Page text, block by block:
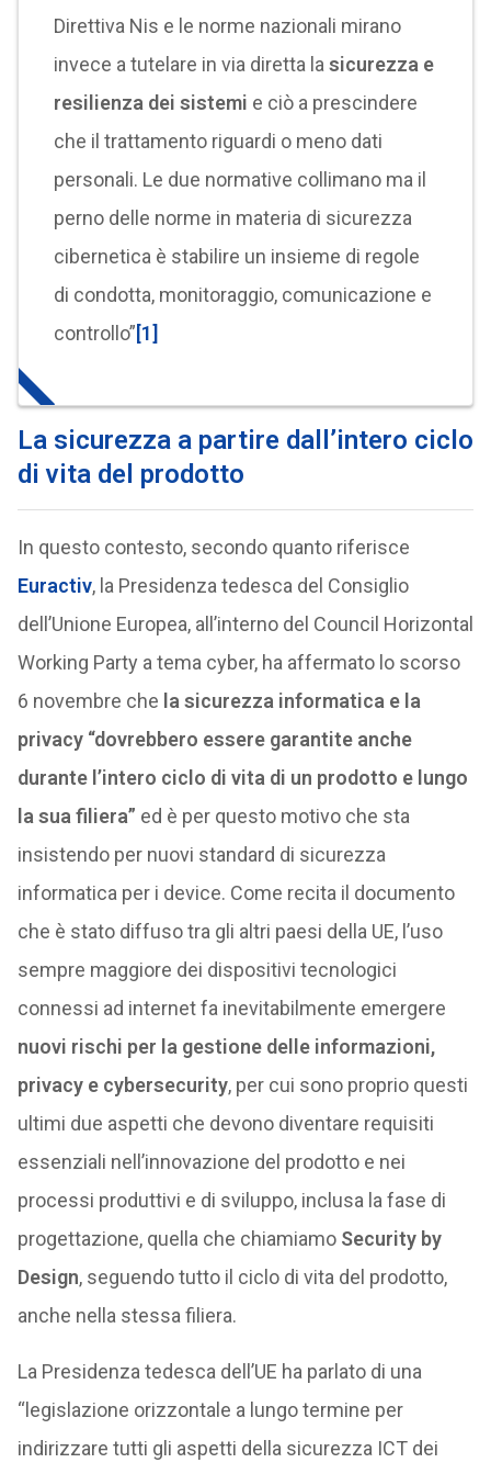
Direttiva Nis e le norme nazionali mirano
invece a tutelare in via diretta la sicurezza e
resilienza dei sistemi e ciò a prescindere
che il trattamento riguardi o meno dati
personali. Le due normative collimano ma il
perno delle norme in materia di sicurezza
cibernetica è stabilire un insieme di regole
di condotta, monitoraggio, comunicazione e
controllo”[1]
La sicurezza a partire dall’intero ciclo
di vita del prodotto
In questo contesto, secondo quanto riferisce
Euractiv, la Presidenza tedesca del Consiglio
dell’Unione Europea, all’interno del Council Horizontal
Working Party a tema cyber, ha affermato lo scorso
6 novembre che la sicurezza informatica e la
privacy “dovrebbero essere garantite anche
durante l’intero ciclo di vita di un prodotto e lungo
la sua filiera” ed è per questo motivo che sta
insistendo per nuovi standard di sicurezza
informatica per i device. Come recita il documento
che è stato diffuso tra gli altri paesi della UE, l’uso
sempre maggiore dei dispositivi tecnologici
connessi ad internet fa inevitabilmente emergere
nuovi rischi per la gestione delle informazioni,
privacy e cybersecurity, per cui sono proprio questi
ultimi due aspetti che devono diventare requisiti
essenziali nell’innovazione del prodotto e nei
processi produttivi e di sviluppo, inclusa la fase di
progettazione, quella che chiamiamo Security by
Design, seguendo tutto il ciclo di vita del prodotto,
anche nella stessa filiera.
La Presidenza tedesca dell’UE ha parlato di una
“legislazione orizzontale a lungo termine per
indirizzare tutti gli aspetti della sicurezza ICT dei